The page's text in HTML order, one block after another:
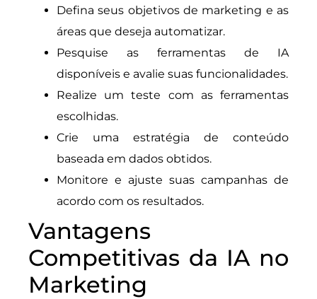
Defina seus objetivos de marketing e as
áreas que deseja automatizar.
Pesquise as ferramentas de IA
disponíveis e avalie suas funcionalidades.
Realize um teste com as ferramentas
escolhidas.
Crie uma estratégia de conteúdo
baseada em dados obtidos.
Monitore e ajuste suas campanhas de
acordo com os resultados.
Vantagens
Competitivas da IA no
Marketing